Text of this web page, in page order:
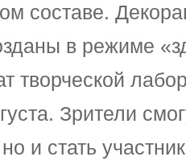
составе.
в режиме
творческой
Зрители
и стать